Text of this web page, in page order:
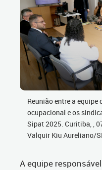
Reunião entre a equipe
ocupacional e os
Sipat 2025. Curitiba, ,
Valquir Kiu Aureliano/
A equipe